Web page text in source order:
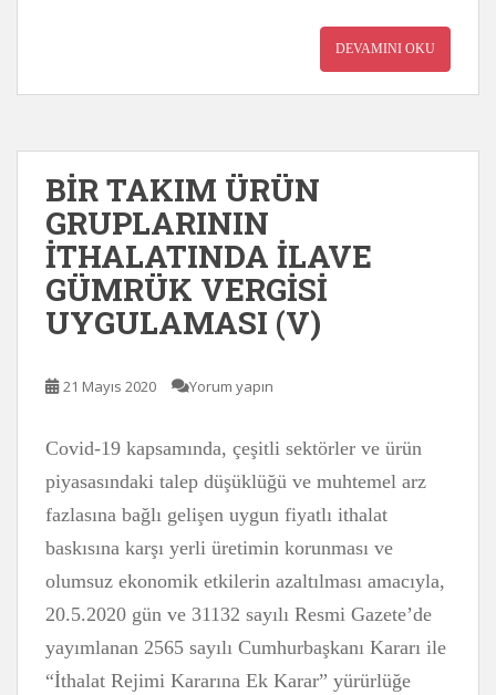
DEVAMINI OKU
BİR TAKIM ÜRÜN
GRUPLARININ
İTHALATINDA İLAVE
GÜMRÜK VERGİSİ
UYGULAMASI (V)
21 Mayıs 2020 Yorum yapın
Covid-19 kapsamında, çeşitli sektörler ve ürün
piyasasındaki talep düşüklüğü ve muhtemel arz
fazlasına bağlı gelişen uygun fiyatlı ithalat
baskısına karşı yerli üretimin korunması ve
olumsuz ekonomik etkilerin azaltılması amacıyla,
20.5.2020 gün ve 31132 sayılı Resmi Gazete’de
yayımlanan 2565 sayılı Cumhurbaşkanı Kararı ile
“İthalat Rejimi Kararına Ek Karar” yürürlüğe